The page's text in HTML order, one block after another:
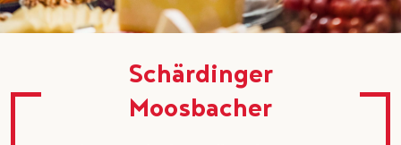
Schärdinger
Moosbacher